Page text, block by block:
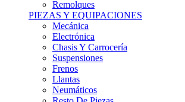
Mecánica
Electrónica
Chasis Y Carrocería
Suspensiones
Frenos
Llantas
Neumáticos
Resto De Piezas
ANUNCIOS DE COMPRA